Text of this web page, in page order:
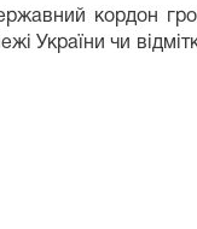
кордон
України чи